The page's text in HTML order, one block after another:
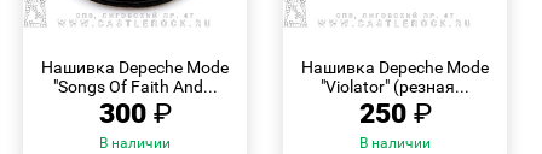
Нашивка Depeche Mode
"Songs Of Faith And...
300 ₽
В наличии
Нашивка Depeche Mode
"Violator" (резная...
250 ₽
В наличии